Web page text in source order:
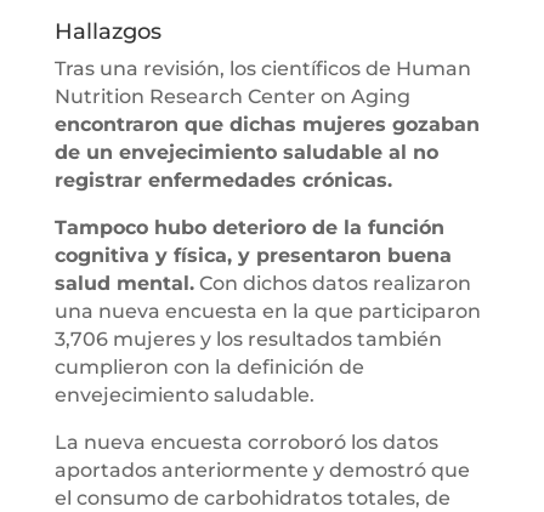
Hallazgos
Tras una revisión, los científicos de Human
Nutrition Research Center on Aging
encontraron que dichas mujeres gozaban
de un envejecimiento saludable al no
registrar enfermedades crónicas.
Tampoco hubo deterioro de la función
cognitiva y física, y presentaron buena
salud mental.Con dichos datos realizaron
una nueva encuesta en la que participaron
3,706 mujeres y los resultados también
cumplieron con la definición de
envejecimiento saludable.
La nueva encuesta corroboró los datos
aportados anteriormente y demostró que
el consumo de carbohidratos totales, de